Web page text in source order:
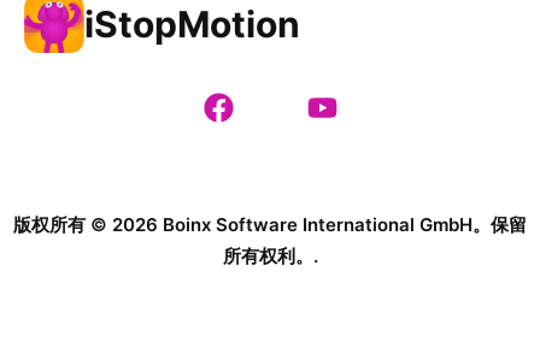
iStopMotion
版权所有 © 2026 Boinx Software International GmbH。保留
所有权利。.